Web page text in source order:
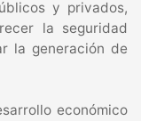
y privados,
la seguridad
la generación de
económico